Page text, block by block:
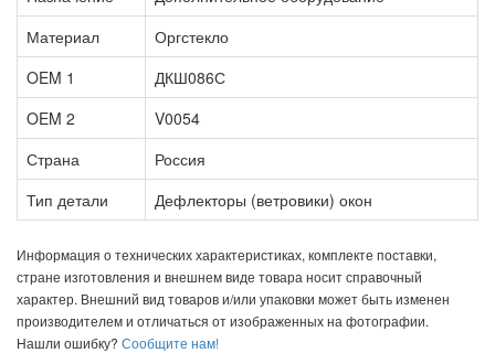
Материал
Оргстекло
OEM 1
ДКШ086С
OEM 2
V0054
Страна
Россия
Тип детали
Дефлекторы (ветровики) окон
Информация о технических характеристиках, комплекте поставки,
стране изготовления и внешнем виде товара носит справочный
характер. Внешний вид товаров и/или упаковки может быть изменен
производителем и отличаться от изображенных на фотографии.
Нашли ошибку? Сообщите нам!